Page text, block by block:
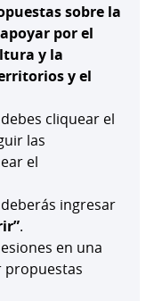
sobre la
por el
y la
y el
cliquear el
las
el
deberás ingresar
.
en una
propuestas